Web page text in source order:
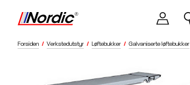
Forsiden / Verkstedutstyr / Løftebukker / Galvaniserte løftebukker